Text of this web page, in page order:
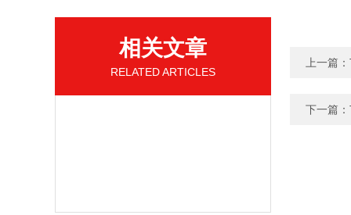
相关文章
RELATED ARTICLES
上一篇：
下一篇：